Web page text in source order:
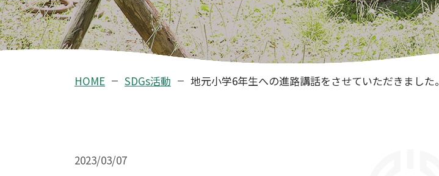
HOME SDGs活動 地元小学6年生への進路講話をさせていただきました。
2023/03/07